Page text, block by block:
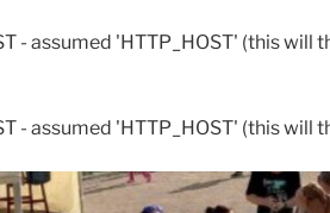
- assumed 'HTTP_HOST' (this will
- assumed 'HTTP_HOST' (this will